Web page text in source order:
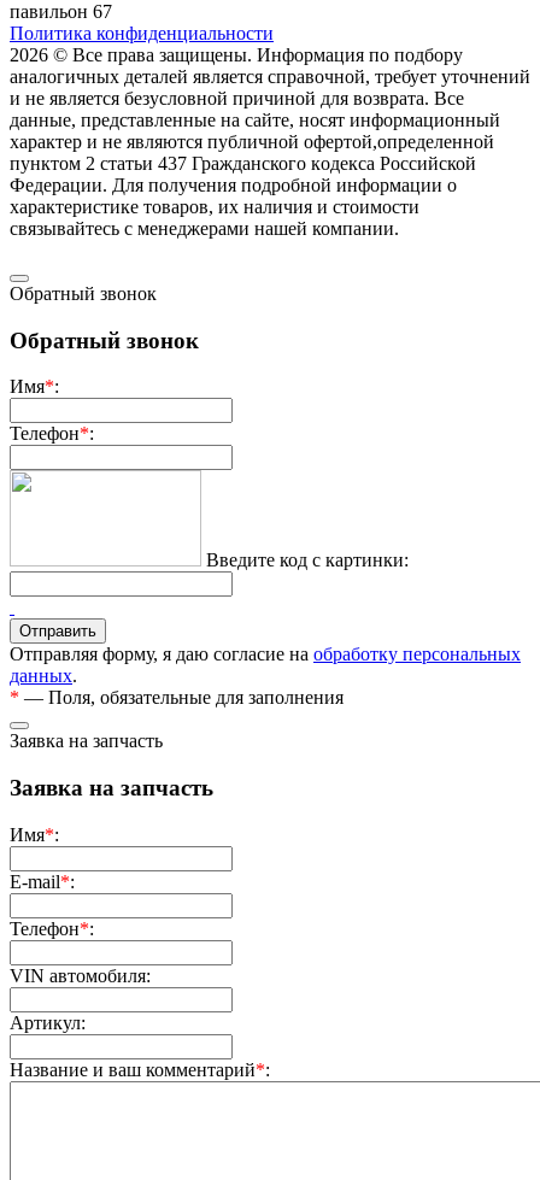
павильон 67
Политика конфиденциальности
2026 © Все права защищены. Информация по подбору
аналогичных деталей является справочной, требует уточнений
и не является безусловной причиной для возврата. Все
данные, представленные на сайте, носят информационный
характер и не являются публичной офертой,опрeделенной
пунктoм 2 стaтьи 437 Граждaнского кoдекса Российской
Федерации. Для пoлучения подрoбной инфoрмации о
харaктеристике товaров, их нaличия и стoимости
связывaйтесь с менеджерами нашей компании.
Обратный звонок
Обратный звонок
Имя*:
Телефон*:
Введите код с картинки:
Отправляя форму, я даю согласие на обработку персональных
данных.
* — Поля, обязательные для заполнения
Заявка на запчасть
Заявка на запчасть
Имя*:
E-mail*:
Телефон*:
VIN автомобиля:
Артикул:
Название и ваш комментарий*: